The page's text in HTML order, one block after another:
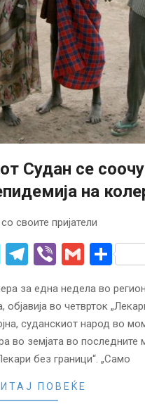
Судан се
на
своите пријатели
Messenger
Telegram
ViberGmail
за една недела во
во четврток
суданскиот народ во
во земјата во последните
без граници“. „Само
ПОВЕЌЕ